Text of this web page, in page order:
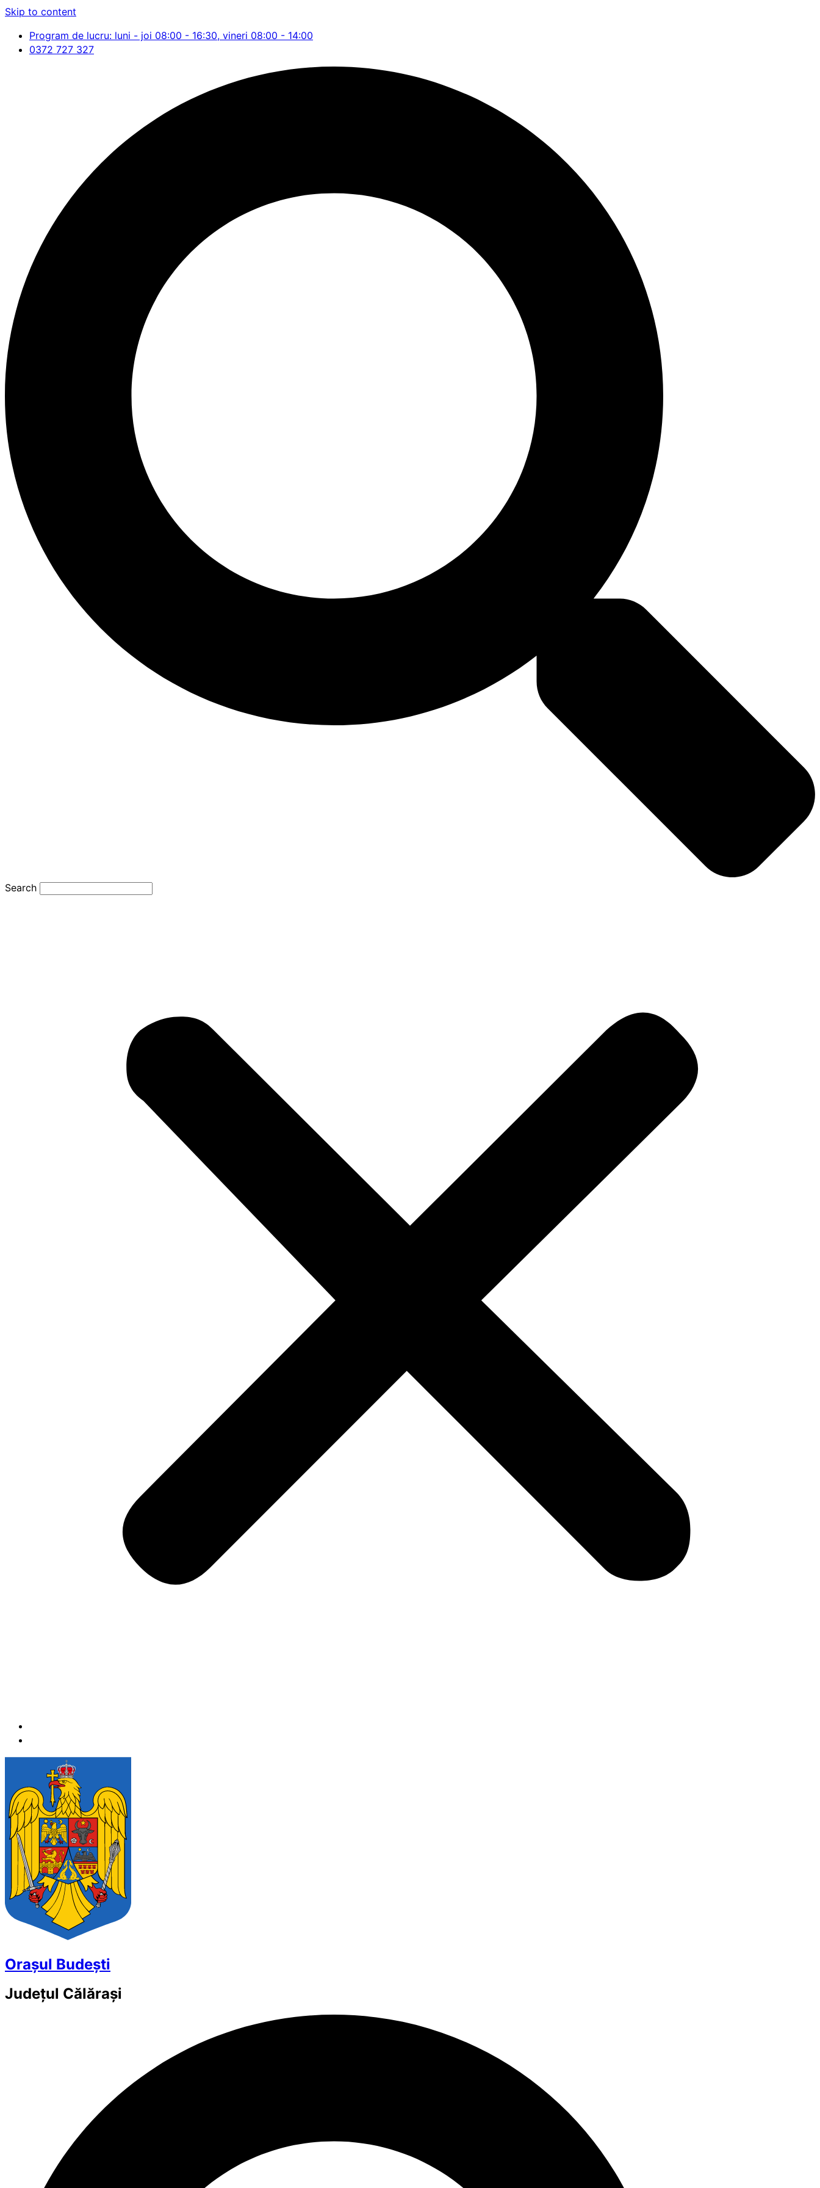
Skip to content
Program de lucru: luni - joi 08:00 - 16:30, vineri 08:00 - 14:00
0372 727 327
Search
Orașul Budești
Județul Călărași